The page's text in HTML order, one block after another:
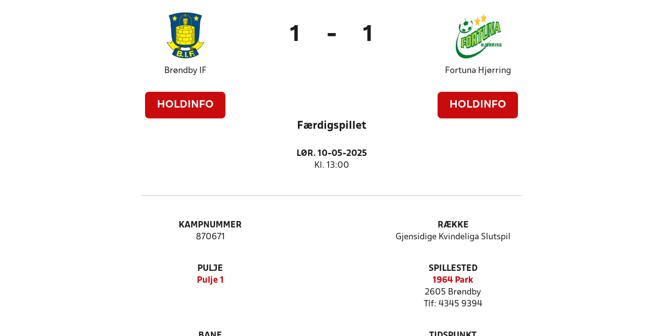
Brøndby IF
HOLDINFO
1 - 1
Fortuna Hjørring
HOLDINFO
Færdigspillet
LØR. 10-05-2025
Kl. 13:00
KAMPNUMMER
870671
RÆKKE
Gjensidige Kvindeliga Slutspil
PULJE
Pulje 1
SPILLESTED
1964 Park
2605 Brøndby
Tlf: 4345 9394